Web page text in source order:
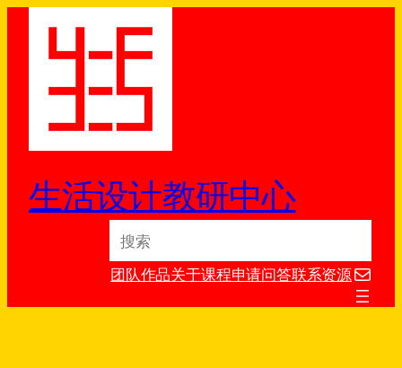
生活设计教研中心
a团队作品关于课程申请问答联系资源电子邮件